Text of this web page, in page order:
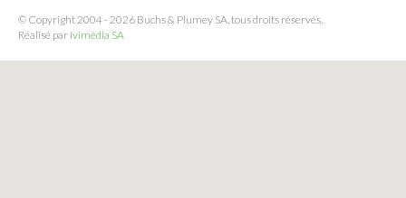
© Copyright 2004 - 2026 Buchs & Plumey SA, tous droits réservés.
Réalisé par Ivimédia SA